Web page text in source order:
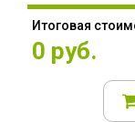
Итоговая
0 руб.